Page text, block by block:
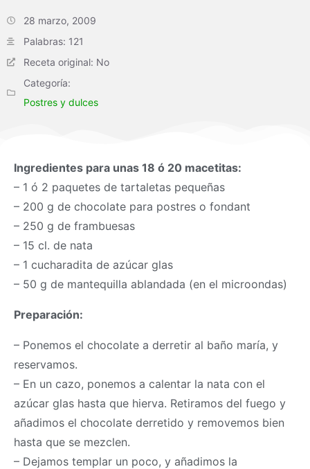
28 marzo, 2009
Palabras: 121
Receta original: No
Categoría:
Postres y dulces
Ingredientes para unas 18 ó 20 macetitas:
– 1 ó 2 paquetes de tartaletas pequeñas
– 200 g de chocolate para postres o fondant
– 250 g de frambuesas
– 15 cl. de nata
– 1 cucharadita de azúcar glas
– 50 g de mantequilla ablandada (en el microondas)
Preparación:
– Ponemos el chocolate a derretir al baño maría, y
reservamos.
– En un cazo, ponemos a calentar la nata con el
azúcar glas hasta que hierva. Retiramos del fuego y
añadimos el chocolate derretido y removemos bien
hasta que se mezclen.
– Dejamos templar un poco, y añadimos la